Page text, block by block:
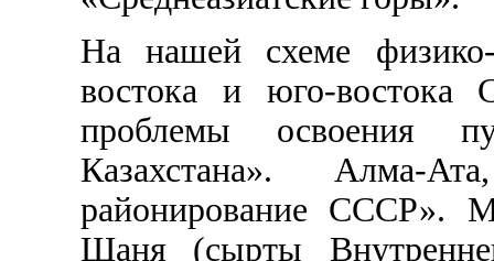
На нашей схеме физико-
востока и юго-востока
проблемы освоения
Казахстана». Алма-
районирование СССР».
Шаня (сырты